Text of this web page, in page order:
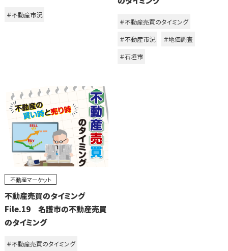
＃不動産市況
＃不動産売買のタイミング
＃不動産市況
＃地価調査
＃石垣市
不動産マーケット
不動産売買のタイミング
File.19 名護市の不動産売買
のタイミング
＃不動産売買のタイミング